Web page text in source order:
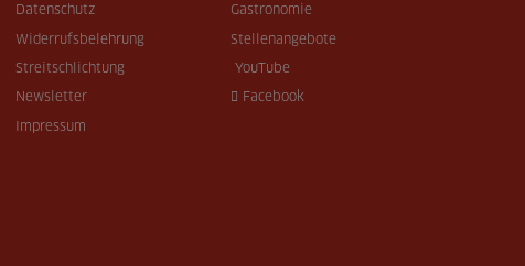
Datenschutz
Widerrufsbelehrung
Streitschlichtung
Newsletter
Impressum
Gastronomie
Stellenangebote
YouTube
Facebook